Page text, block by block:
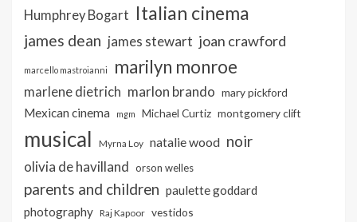
Humphrey Bogart Italian cinema
james dean james stewart joan crawford
marcello mastroianni marilyn monroe
marlene dietrich marlon brando mary pickford
Mexican cinema mgm Michael Curtiz montgomery clift
musical Myrna Loy natalie wood noir
olivia de havilland orson welles
parents and children paulette goddard
photography Raj Kapoor vestidos